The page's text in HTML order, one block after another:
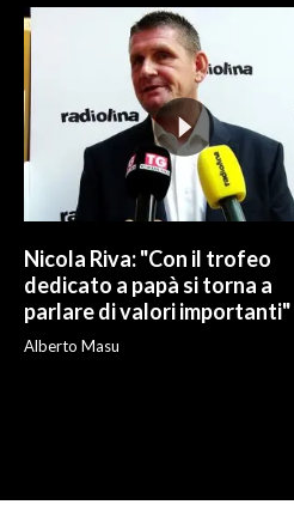
Nicola Riva: "Con il trofeo
dedicato a papà si torna a
parlare di valori importanti"
Alberto Masu